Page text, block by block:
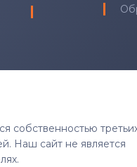
собственностью
Наш сайт не является